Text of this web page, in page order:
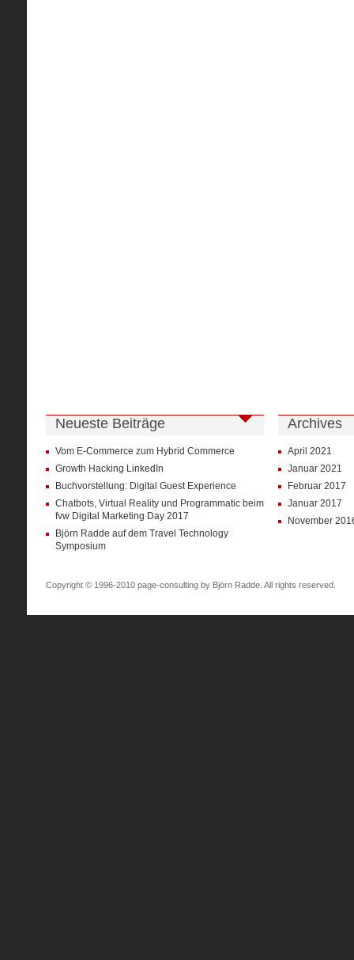
Neueste Beiträge
Vom E-Commerce zum Hybrid Commerce
Growth Hacking LinkedIn
Buchvorstellung: Digital Guest Experience
Chatbots, Virtual Reality und Programmatic beim
fvw Digital Marketing Day 2017
Björn Radde auf dem Travel Technology
Symposium
Archives
April 2021
Januar 2021
Februar 2017
Januar 2017
November
Copyright © 1996-2010 page-consulting by Björn Radde. All rights reserved.